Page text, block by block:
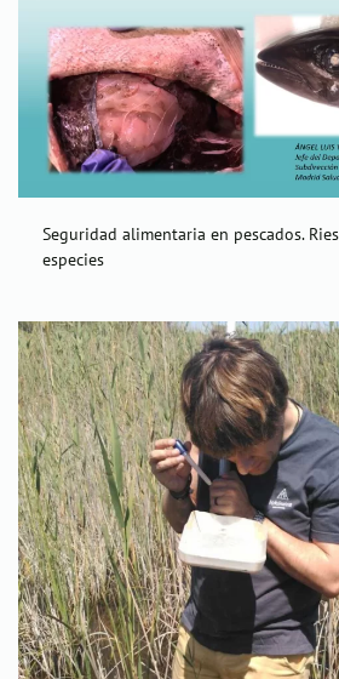
Seguridad alimentaria en pescados.
especies